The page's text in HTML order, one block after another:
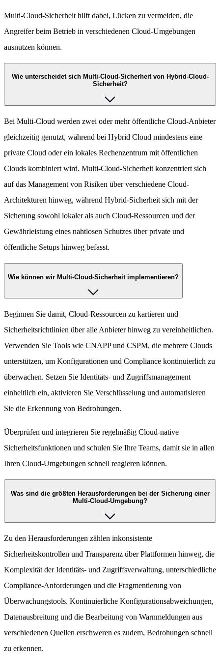
Multi-Cloud-Sicherheit hilft dabei, Lücken zu vermeiden, die
Angreifer beim Betrieb in verschiedenen Cloud-Umgebungen
ausnutzen können.
Wie unterscheidet sich Multi-Cloud-Sicherheit von Hybrid-Cloud-
Sicherheit?
Bei Multi-Cloud werden zwei oder mehr öffentliche Cloud-Anbieter
gleichzeitig genutzt, während bei Hybrid Cloud mindestens eine
private Cloud oder ein lokales Rechenzentrum mit öffentlichen
Clouds kombiniert wird. Multi-Cloud-Sicherheit konzentriert sich
auf das Management von Risiken über verschiedene Cloud-
Architekturen hinweg, während Hybrid-Sicherheit sich mit der
Sicherung sowohl lokaler als auch Cloud-Ressourcen und der
Gewährleistung eines nahtlosen Schutzes über private und
öffentliche Setups hinweg befasst.
Wie können wir Multi-Cloud-Sicherheit implementieren?
Beginnen Sie damit, Cloud-Ressourcen zu kartieren und
Sicherheitsrichtlinien über alle Anbieter hinweg zu vereinheitlichen.
Verwenden Sie Tools wie CNAPP und CSPM, die mehrere Clouds
unterstützen, um Konfigurationen und Compliance kontinuierlich zu
überwachen. Setzen Sie Identitäts- und Zugriffsmanagement
einheitlich ein, aktivieren Sie Verschlüsselung und automatisieren
Sie die Erkennung von Bedrohungen.
Überprüfen und integrieren Sie regelmäßig Cloud-native
Sicherheitsfunktionen und schulen Sie Ihre Teams, damit sie in allen
Ihren Cloud-Umgebungen schnell reagieren können.
Was sind die größten Herausforderungen bei der Sicherung einer
Multi-Cloud-Umgebung?
Zu den Herausforderungen zählen inkonsistente
Sicherheitskontrollen und Transparenz über Plattformen hinweg, die
Komplexität der Identitäts- und Zugriffsverwaltung, unterschiedliche
Compliance-Anforderungen und die Fragmentierung von
Überwachungstools. Kontinuierliche Konfigurationsabweichungen,
Datenausbreitung und die Bearbeitung von Warnmeldungen aus
verschiedenen Quellen erschweren es zudem, Bedrohungen schnell
zu erkennen.